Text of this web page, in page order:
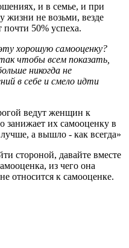
и в семье, и при
не возьми, везде
почти 50% успеха.
хорошую самооценку?
чтобы всем показать,
никогда не
в себе и смело идти
ведут женщин к
занижает их самооценку в
а вышло - как всегда»
стороной, давайте вместе
из чего она
относится к самооценке.